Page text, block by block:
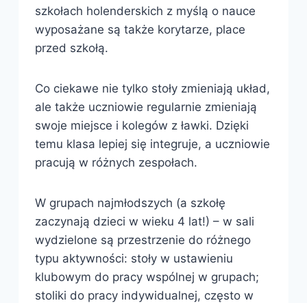
szkołach holenderskich z myślą o nauce
wyposażane są także korytarze, place
przed szkołą.
Co ciekawe nie tylko stoły zmieniają układ,
ale także uczniowie regularnie zmieniają
swoje miejsce i kolegów z ławki. Dzięki
temu klasa lepiej się integruje, a uczniowie
pracują w różnych zespołach.
W grupach najmłodszych (a szkołę
zaczynają dzieci w wieku 4 lat!) – w sali
wydzielone są przestrzenie do różnego
typu aktywności: stoły w ustawieniu
klubowym do pracy wspólnej w grupach;
stoliki do pracy indywidualnej, często w